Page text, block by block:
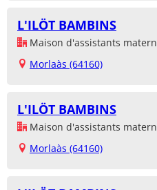
L'ILÖT BAMBINS
Maison d'assistants
Morlaàs (64160)
L'ILÖT BAMBINS
Maison d'assistants
Morlaàs (64160)